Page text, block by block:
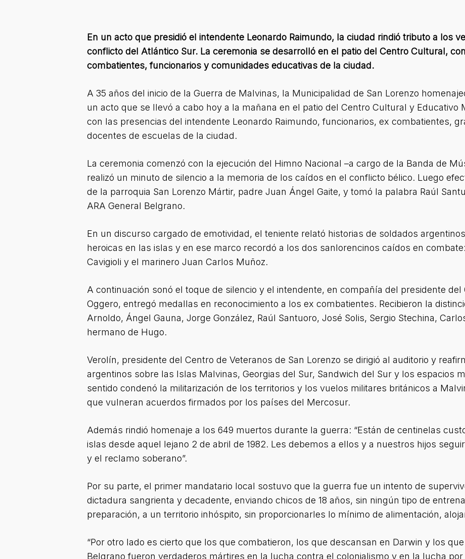
En un acto que presidió el intendente Leonardo Raimundo, la ciudad rindió tributo a los
conflicto del Atlántico Sur. La ceremonia se desarrolló en el patio del Centro Cultural,
combatientes, funcionarios y comunidades educativas de la ciudad.
A 35 años del inicio de la Guerra de Malvinas, la Municipalidad de San Lorenzo
un acto que se llevó a cabo hoy a la mañana en el patio del Centro Cultural y Educativo
con las presencias del intendente Leonardo Raimundo, funcionarios, ex combatientes,
docentes de escuelas de la ciudad.
La ceremonia comenzó con la ejecución del Himno Nacional –a cargo de la Banda de
realizó un minuto de silencio a la memoria de los caídos en el conflicto bélico. Luego
de la parroquia San Lorenzo Mártir, padre Juan Ángel Gaite, y tomó la palabra Raúl
ARA General Belgrano.
En un discurso cargado de emotividad, el teniente relató historias de soldados
heroicas en las islas y en ese marco recordó a los dos sanlorencinos caídos en
Cavigioli y el marinero Juan Carlos Muñoz.
A continuación sonó el toque de silencio y el intendente, en compañía del presidente del
Oggero, entregó medallas en reconocimiento a los ex combatientes. Recibieron la
Arnoldo, Ángel Gauna, Jorge González, Raúl Santuoro, José Solis, Sergio Stechina,
hermano de Hugo.
Verolín, presidente del Centro de Veteranos de San Lorenzo se dirigió al auditorio y
argentinos sobre las Islas Malvinas, Georgias del Sur, Sandwich del Sur y los espacios
sentido condenó la militarización de los territorios y los vuelos militares británicos a
que vulneran acuerdos firmados por los países del Mercosur.
Además rindió homenaje a los 649 muertos durante la guerra: “Están de centinelas
islas desde aquel lejano 2 de abril de 1982. Les debemos a ellos y a nuestros hijos
y el reclamo soberano”.
Por su parte, el primer mandatario local sostuvo que la guerra fue un intento de
dictadura sangrienta y decadente, enviando chicos de 18 años, sin ningún tipo de
preparación, a un territorio inhóspito, sin proporcionarles lo mínimo de alimentación,
“Por otro lado es cierto que los que combatieron, los que descansan en Darwin y los
Belgrano fueron verdaderos mártires en la lucha contra el colonialismo y en la lucha